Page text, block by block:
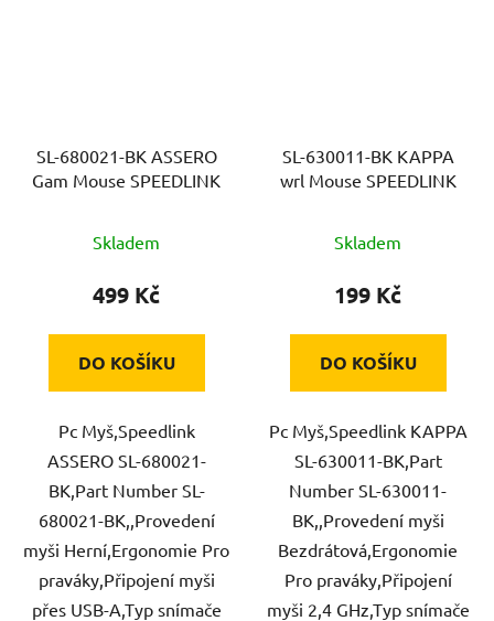
SL-680021-BK ASSERO
Gam Mouse SPEEDLINK
Skladem
499 Kč
DO KOŠÍKU
Pc Myš,Speedlink
ASSERO SL-680021-
BK,Part Number SL-
680021-BK,,Provedení
myši Herní,Ergonomie Pro
praváky,Připojení myši
přes USB-A,Typ snímače
SL-630011-BK KAPPA
wrl Mouse SPEEDLINK
Skladem
199 Kč
DO KOŠÍKU
Pc Myš,Speedlink KAPPA
SL-630011-BK,Part
Number SL-630011-
BK,,Provedení myši
Bezdrátová,Ergonomie
Pro praváky,Připojení
myši 2,4 GHz,Typ snímače